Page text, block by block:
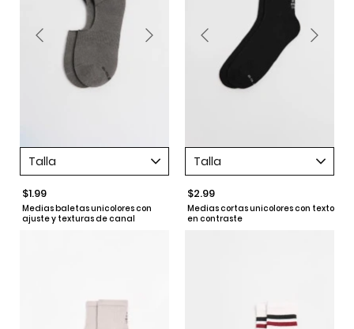
Talla
$1.99
Medias baletas unicolores con
ajuste y texturas de canal
Talla
$2.99
Medias cortas unicolores con texto
en contraste